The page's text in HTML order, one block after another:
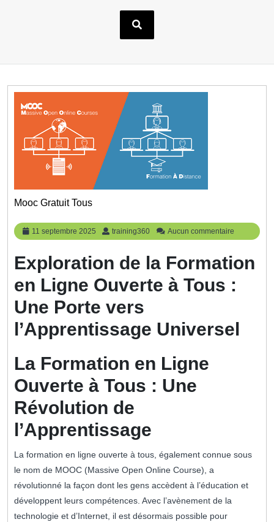
Mooc Gratuit Tous
11 septembre 2025
11
septembre
training360 training360
Aucun commentaire
Exploration de la Formation
en Ligne Ouverte à Tous :
Une Porte vers
l’Apprentissage Universel
La Formation en Ligne
Ouverte à Tous : Une
Révolution de
l’Apprentissage
La formation en ligne ouverte à tous, également connue sous
le nom de MOOC (Massive Open Online Course), a
révolutionné la façon dont les gens accèdent à l’éducation et
développent leurs compétences. Avec l’avènement de la
technologie et d’Internet, il est désormais possible pour